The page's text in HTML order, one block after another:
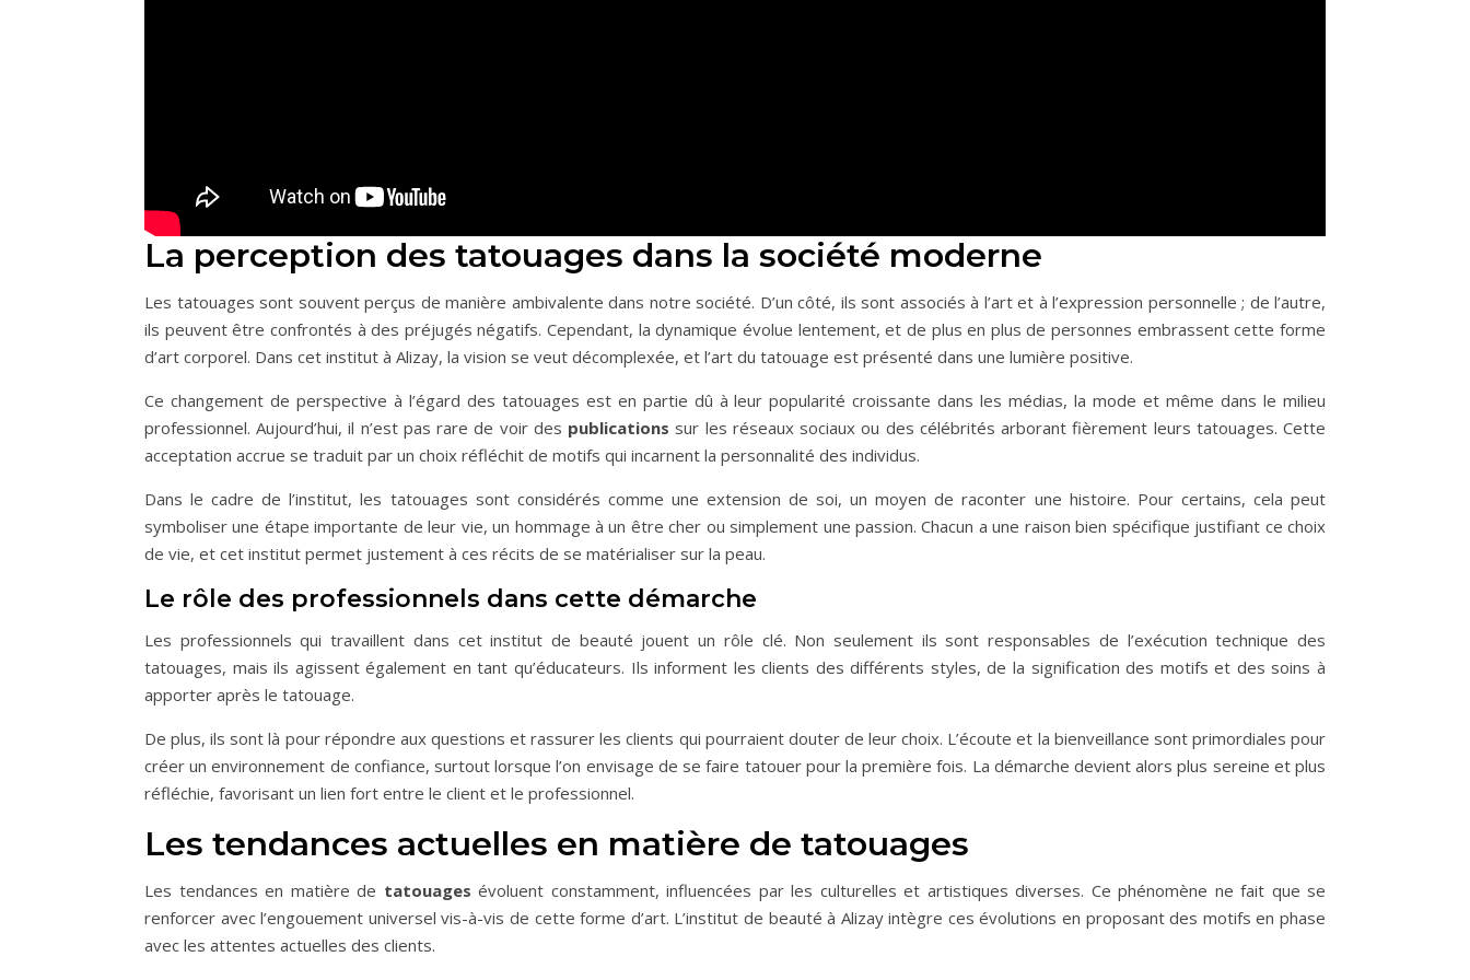
La perception des tatouages dans la société moderne
Les tatouages sont souvent perçus de manière ambivalente dans notre société. D’un côté, ils sont associés à l’art et à l’expression personnelle ; de l’autre,
ils peuvent être confrontés à des préjugés négatifs. Cependant, la dynamique évolue lentement, et de plus en plus de personnes embrassent cette forme
d’art corporel. Dans cet institut à Alizay, la vision se veut décomplexée, et l’art du tatouage est présenté dans une lumière positive.
Ce changement de perspective à l’égard des tatouages est en partie dû à leur popularité croissante dans les médias, la mode et même dans le milieu
professionnel. Aujourd’hui, il n’est pas rare de voir des publications sur les réseaux sociaux ou des célébrités arborant fièrement leurs tatouages. Cette
acceptation accrue se traduit par un choix réfléchit de motifs qui incarnent la personnalité des individus.
Dans le cadre de l’institut, les tatouages sont considérés comme une extension de soi, un moyen de raconter une histoire. Pour certains, cela peut
symboliser une étape importante de leur vie, un hommage à un être cher ou simplement une passion. Chacun a une raison bien spécifique justifiant ce choix
de vie, et cet institut permet justement à ces récits de se matérialiser sur la peau.
Le rôle des professionnels dans cette démarche
Les professionnels qui travaillent dans cet institut de beauté jouent un rôle clé. Non seulement ils sont responsables de l’exécution technique des
tatouages, mais ils agissent également en tant qu’éducateurs. Ils informent les clients des différents styles, de la signification des motifs et des soins à
apporter après le tatouage.
De plus, ils sont là pour répondre aux questions et rassurer les clients qui pourraient douter de leur choix. L’écoute et la bienveillance sont primordiales pour
créer un environnement de confiance, surtout lorsque l’on envisage de se faire tatouer pour la première fois. La démarche devient alors plus sereine et plus
réfléchie, favorisant un lien fort entre le client et le professionnel.
Les tendances actuelles en matière de tatouages
Les tendances en matière de tatouages évoluent constamment, influencées par les culturelles et artistiques diverses. Ce phénomène ne fait que se
renforcer avec l’engouement universel vis-à-vis de cette forme d’art. L’institut de beauté à Alizay intègre ces évolutions en proposant des motifs en phase
avec les attentes actuelles des clients.